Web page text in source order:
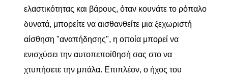
ελαστικότητας και βάρους, όταν κουνάτε το ρόπαλο
δυνατά, μπορείτε να αισθανθείτε μια ξεχωριστή
αίσθηση "αναπήδησης", η οποία μπορεί να
ενισχύσει την αυτοπεποίθησή σας στο να
χτυπήσετε την μπάλα. Επιπλέον, ο ήχος του